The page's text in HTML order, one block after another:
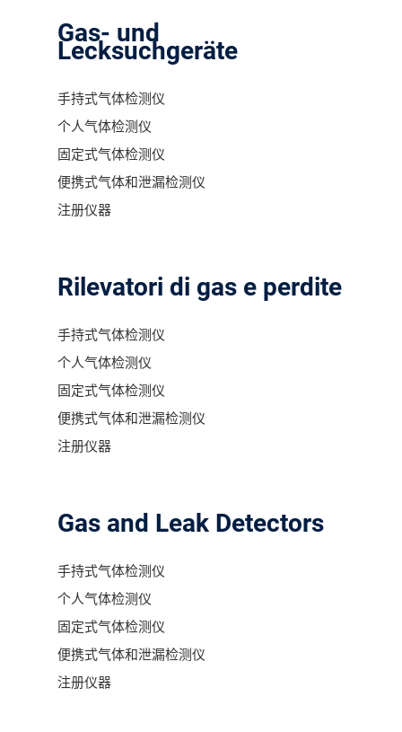
Gas- und
Lecksuchgeräte
手持式气体检测仪
个人气体检测仪
固定式气体检测仪
便携式气体和泄漏检测仪
注册仪器
Rilevatori di gas e perdite
手持式气体检测仪
个人气体检测仪
固定式气体检测仪
便携式气体和泄漏检测仪
注册仪器
Gas and Leak Detectors
手持式气体检测仪
个人气体检测仪
固定式气体检测仪
便携式气体和泄漏检测仪
注册仪器